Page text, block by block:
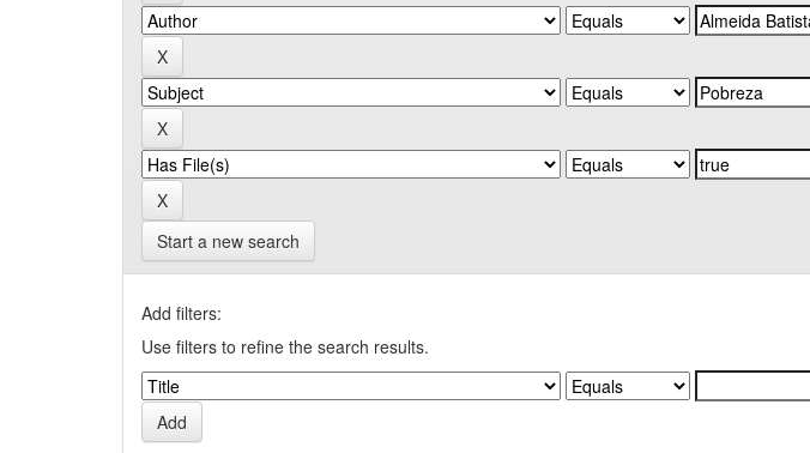
Start a new search
Add filters:
Use filters to refine the search results.